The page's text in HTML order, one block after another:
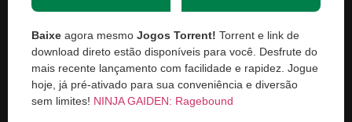
Baixe agora mesmo Jogos Torrent! Torrent e link de
download direto estão disponíveis para você. Desfrute do
mais recente lançamento com facilidade e rapidez. Jogue
hoje, já pré-ativado para sua conveniência e diversão
sem limites! NINJA GAIDEN: Ragebound